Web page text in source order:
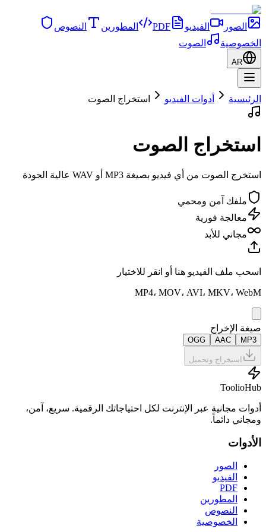
الصور الفيديو PDF المطورين
النصوص
الخصوصية
الصوت
AR
الرئيسية أدوات الفيديو استخراج الصوت
استخراج الصوت
استخرج الصوت من أي فيديو بصيغة MP3 أو WAV عالية الجودة
ملفك آمن ومحمي
معالجة فورية
مجاني للأبد
اسحب ملف الفيديو هنا أو انقر للاختيار
MP4، MOV، AVI، MKV، WebM
صيغة الإخراج
MP3
AAC
OGG
استخراج وتحميل
ToolioHub
أدوات مجانية عبر الإنترنت لكل احتياجاتك الرقمية. سريع، آمن،
ومجاني دائماً.
الأدوات
الصور
الفيديو
PDF
المطورين
النصوص
الخصوصية